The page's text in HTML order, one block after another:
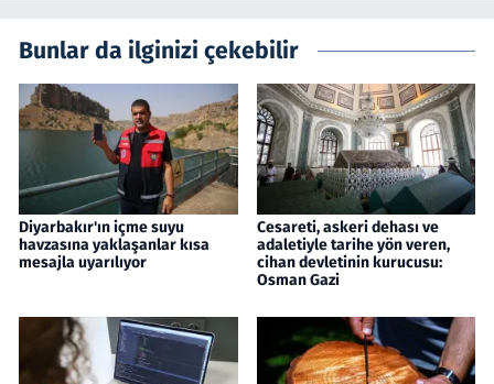
Bunlar da ilginizi çekebilir
Diyarbakır'ın içme suyu
havzasına yaklaşanlar kısa
mesajla uyarılıyor
Cesareti, askeri dehası ve
adaletiyle tarihe yön veren,
cihan devletinin kurucusu:
Osman Gazi